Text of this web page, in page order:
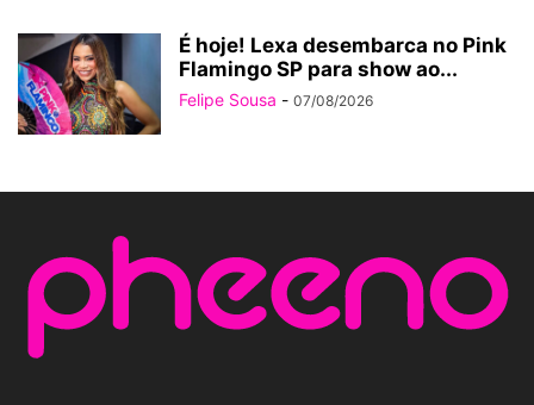
É hoje! Lexa desembarca no Pink
Flamingo SP para show ao...
Felipe Sousa - 07/08/2026